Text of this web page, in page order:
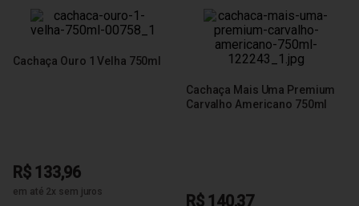
Cachaça Ouro 1 Velha 750ml
R$ 133,96
em até 2x sem juros
Cachaça Mais Uma Premium
Carvalho Americano 750ml
R$ 140,37